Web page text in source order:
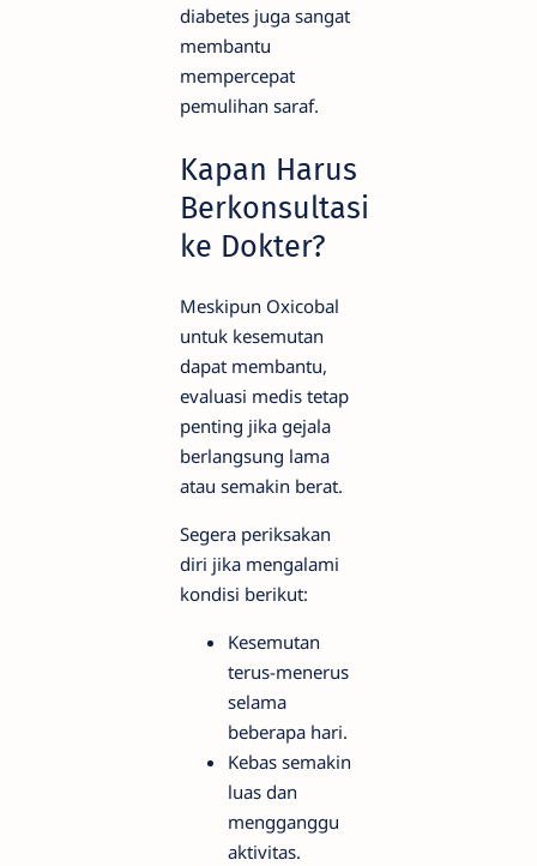
diabetes juga sangat
membantu
mempercepat
pemulihan saraf.
Kapan Harus
Berkonsultasi
ke Dokter?
Meskipun Oxicobal
untuk kesemutan
dapat membantu,
evaluasi medis tetap
penting jika gejala
berlangsung lama
atau semakin berat.
Segera periksakan
diri jika mengalami
kondisi berikut:
Kesemutan
terus-menerus
selama
beberapa hari.
Kebas semakin
luas dan
mengganggu
aktivitas.